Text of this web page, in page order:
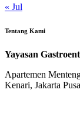
« Jul
Tentang Kami
Yayasan
Apartemen
Kenari, Jakarta